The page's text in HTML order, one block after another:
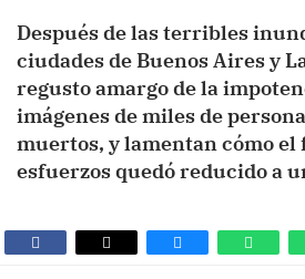
Después de las terribles
ciudades de Buenos Aires y
regusto amargo de la
imágenes de miles de
muertos, y lamentan cómo el
esfuerzos quedó reducido a